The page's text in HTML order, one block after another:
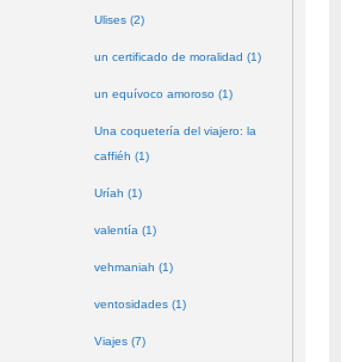
Ulises (2)
un certificado de moralidad (1)
un equívoco amoroso (1)
Una coquetería del viajero: la
caffiéh (1)
Uríah (1)
valentía (1)
vehmaniah (1)
ventosidades (1)
Viajes (7)